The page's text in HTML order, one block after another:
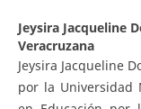
Jeysira Jacqueline
Veracruzana
Jeysira Jacqueline
por la Universidad